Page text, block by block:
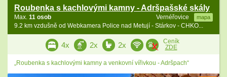
Roubenka s kachlovými kamny - Adršpašské skály
Vernéřovice mapa
Max. 11 osob
9.2 km vzdušně od Webkamera Police nad Metují - Stárkov - CHKO...
4x 2x 2x
Ceník
ZDE
„Roubenka s kachlovými kamny a venkovní vířivkou - Adršpach“